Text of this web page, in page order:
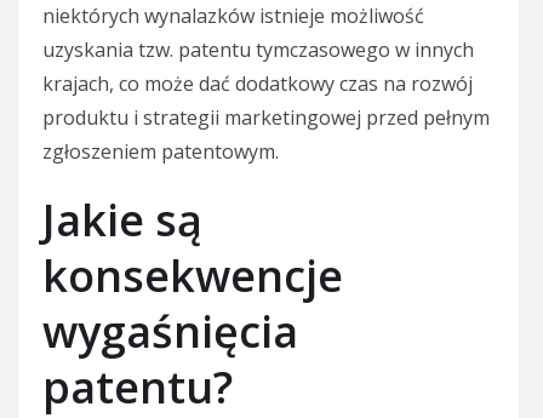
niektórych wynalazków istnieje możliwość
uzyskania tzw. patentu tymczasowego w innych
krajach, co może dać dodatkowy czas na rozwój
produktu i strategii marketingowej przed pełnym
zgłoszeniem patentowym.
Jakie są
konsekwencje
wygaśnięcia
patentu?